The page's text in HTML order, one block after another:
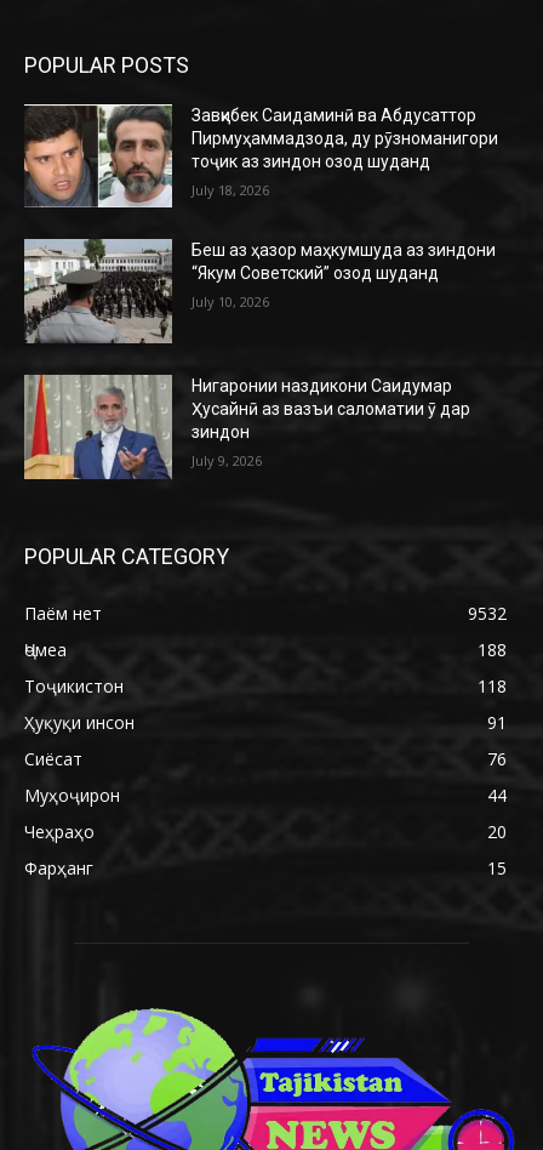
POPULAR POSTS
Завқибек Саидаминӣ ва Абдусаттор
Пирмуҳаммадзода, ду рӯзноманигори
тоҷик аз зиндон озод шуданд
July 18, 2026
Беш аз ҳазор маҳкумшуда аз зиндони
“Якум Советский” озод шуданд
July 10, 2026
Нигаронии наздикони Саидумар
Ҳусайнӣ аз вазъи саломатии ӯ дар
зиндон
July 9, 2026
POPULAR CATEGORY
Паём нет
9532
Ҷомеа
188
Тоҷикистон
118
Ҳуқуқи инсон
91
Сиёсат
76
Муҳоҷирон
44
Чеҳраҳо
20
Фарҳанг
15